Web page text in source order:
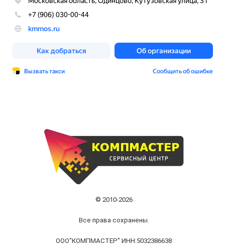
© 2010-2026
Все права сохранены.
ООО"КОМПМАСТЕР" ИНН:5032386638